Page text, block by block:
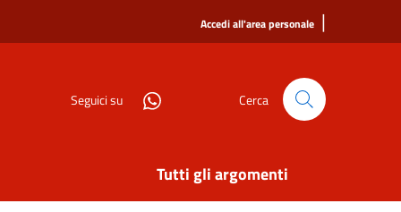
Accedi all'area personale |
Seguici su Cerca
Tutti gli argomenti